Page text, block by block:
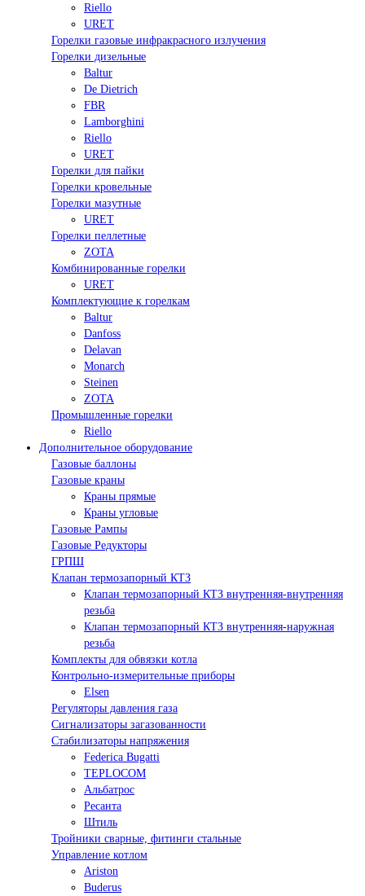
Riello
URET
Горелки газовые инфракрасного излучения
Горелки дизельные
Baltur
De Dietrich
FBR
Lamborghini
Riello
URET
Горелки для пайки
Горелки кровельные
Горелки мазутные
URET
Горелки пеллетные
ZOTA
Комбинированные горелки
URET
Комплектующие к горелкам
Baltur
Danfoss
Delavan
Monarch
Steinen
ZOTA
Промышленные горелки
Riello
Дополнительное оборудование
Газовые баллоны
Газовые краны
Краны прямые
Краны угловые
Газовые Рампы
Газовые Редукторы
ГРПШ
Клапан термозапорный КТЗ
Клапан термозапорный КТЗ внутренняя-внутренняя
резьба
Клапан термозапорный КТЗ внутренняя-наружная
резьба
Комплекты для обвязки котла
Контрольно-измерительные приборы
Elsen
Регуляторы давления газа
Сигнализаторы загазованности
Стабилизаторы напряжения
Federica Bugatti
TEPLOCOM
Альбатрос
Ресанта
Штиль
Тройники сварные, фитинги стальные
Управление котлом
Ariston
Buderus